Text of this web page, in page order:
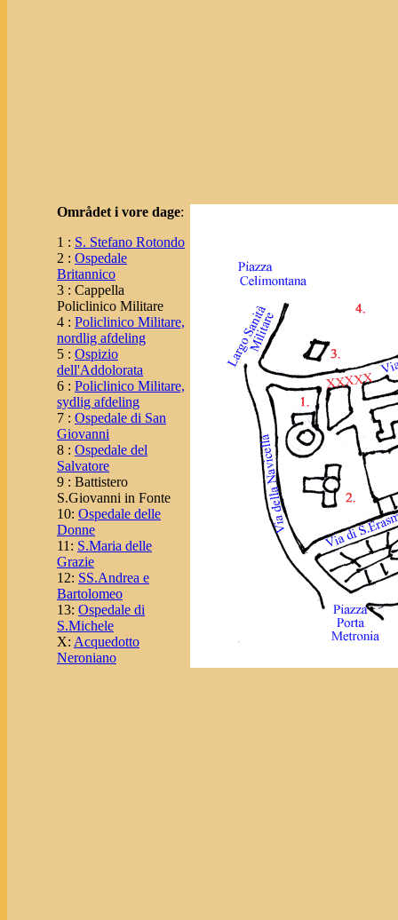
Området i vore dage:
1 : S. Stefano Rotondo
2 : Ospedale
Britannico
3 : Cappella
Policlinico Militare
4 : Policlinico Militare,
nordlig afdeling
5 : Ospizio
dell'Addolorata
6 : Policlinico Militare,
sydlig afdeling
7 : Ospedale di San
Giovanni
8 : Ospedale del
Salvatore
9 : Battistero
S.Giovanni in Fonte
10: Ospedale delle
Donne
11: S.Maria delle
Grazie
12: SS.Andrea e
Bartolomeo
13: Ospedale di
S.Michele
X: Acquedotto
Neroniano